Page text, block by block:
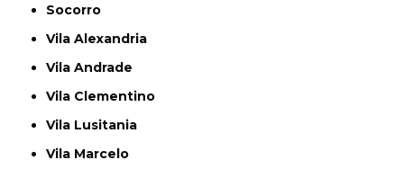
Socorro
Vila Alexandria
Vila Andrade
Vila Clementino
Vila Lusitania
Vila Marcelo